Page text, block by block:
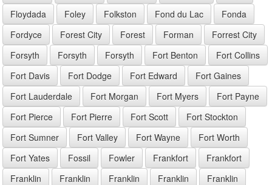
Floydada
Foley Folkston Fond du Lac
Fonda
Fordyce
Forest City Forest Forman
Forrest City
Forsyth
Forsyth Forsyth Fort Benton
Fort Collins
Fort Davis
Fort Dodge Fort Edward
Fort Gaines
Fort Lauderdale
Fort Morgan Fort Myers
Fort Payne
Fort Pierce
Fort Pierre Fort Scott
Fort Stockton
Fort Sumner
Fort Valley Fort Wayne
Fort Worth
Fort Yates
Fossil Fowler Frankfort
Frankfort
Franklin
Franklin Franklin Franklin
Franklin